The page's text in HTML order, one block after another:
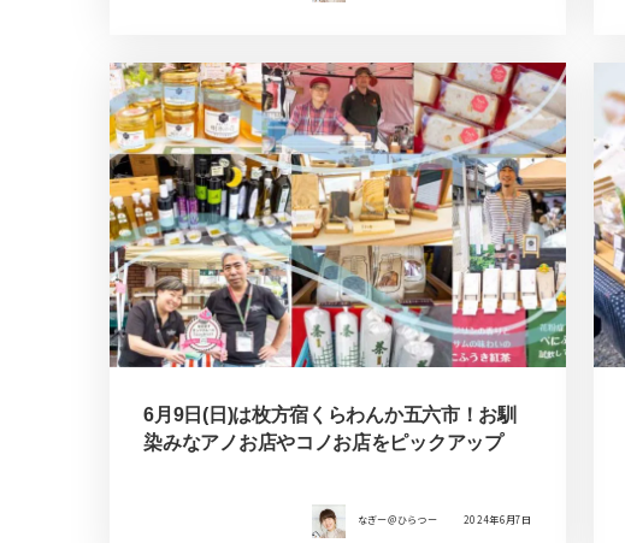
6月9日(日)は枚方宿くらわんか五六市！お馴
染みなアノお店やコノお店をピックアップ
なぎー＠ひらつー 2024年6月7日